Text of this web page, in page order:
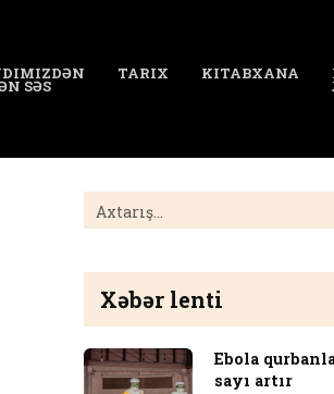
SƏS
TARIX KITABXANA
Xəbər lenti
Ebola
sayı artır